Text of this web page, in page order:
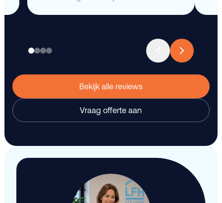
Bekijk alle reviews
Vraag offerte aan